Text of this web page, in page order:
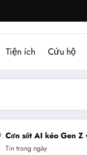
Tiện ích Cứu hộ
sốt AI kéo Gen Z
trong ngày